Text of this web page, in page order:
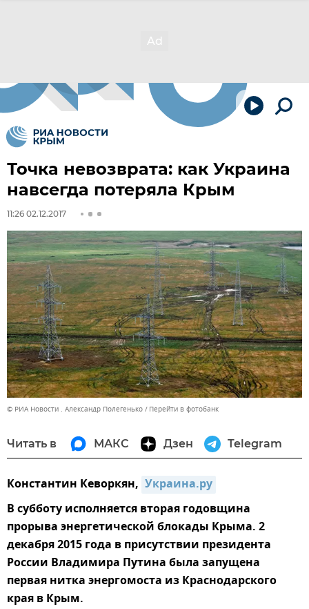
Точка невозврата: как Украина
навсегда потеряла Крым
11:26 02.12.2017
© РИА Новости . Александр Полегенько Перейти в фотобанк
Читать в МАКС Дзен Telegram
Константин Кеворкян, Украина.ру
В субботу исполняется вторая годовщина
прорыва энергетической блокады Крыма. 2
декабря 2015 года в присутствии президента
России Владимира Путина была запущена
первая нитка энергомоста из Краснодарского
края в Крым.